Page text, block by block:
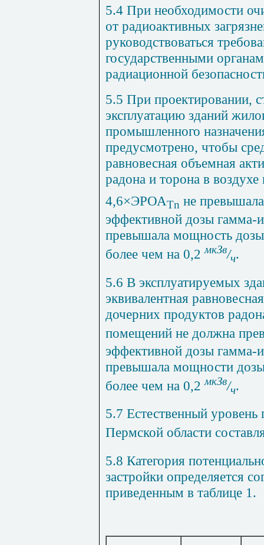
5.4 При необходимости
от радиоактивных
руководствоваться
государственными
радиационной
5.5 При проектировании,
эксплуатацию зданий
промышленного
предусмотрено, чтобы
равновесная объемная
радона и торона в
4,6×ЭРОАTn не
эффективной дозы гамма-
превышала мощность
более чем на 0,2мкЗв/ч.
5.6 В эксплуатируемых
эквивалентная
дочерних продуктов
помещений не должна
эффективной дозы гамма-
превышала мощности
более чем на 0,2мкЗв/ч.
5.7 Естественный
Пермской области
5.8 Категория
застройки определяется
приведенным в таблице 1.